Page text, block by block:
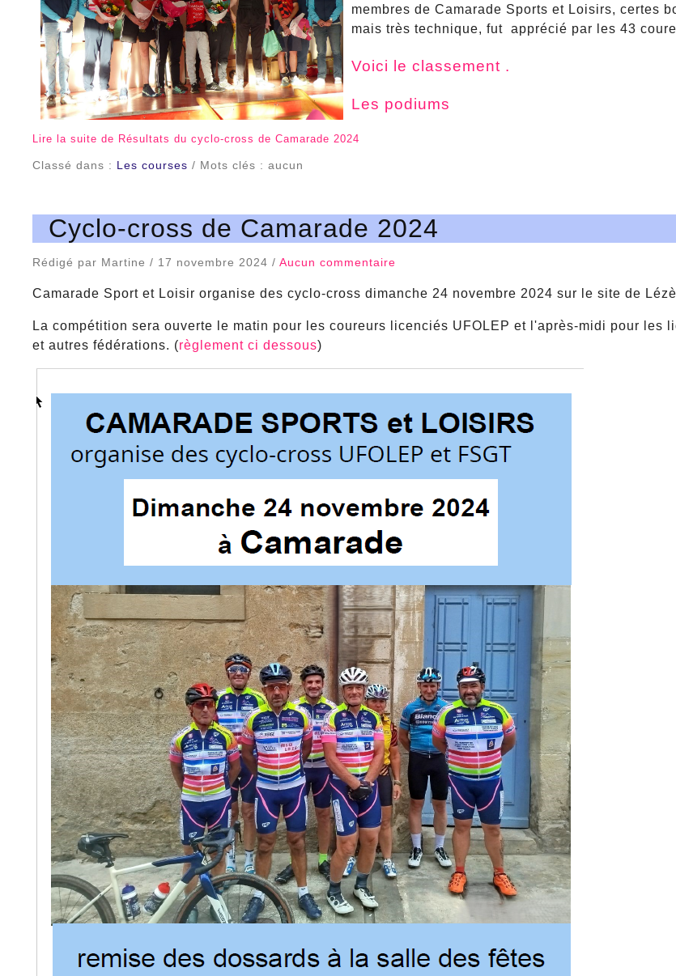
membres de Camarade Sports et Loisirs, certes
mais très technique, fut apprécié par les 43
Voici le classement .
Les podiums
Lire la suite de Résultats du cyclo-cross de Camarade 2024
Classé dans : Les courses / Mots clés : aucun
Cyclo-cross de Camarade 2024
Rédigé par Martine / 17 novembre 2024 / Aucun commentaire
Camarade Sport et Loisir organise des cyclo-cross dimanche 24 novembre 2024 sur le site de
La compétition sera ouverte le matin pour les coureurs licenciés UFOLEP et l'après-midi pour les
et autres fédérations. (règlement ci dessous)